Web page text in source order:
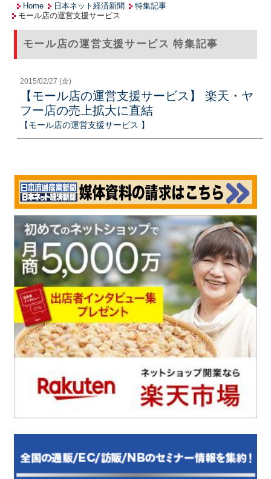
Home 日本ネット経済新聞
特集記事
モール店の運営支援サービス
モール店の運営支援サービス 特集記事
2015/02/27 (金)
【モール店の運営支援サービス】 楽天・ヤ
フー店の売上拡大に直結
【モール店の運営支援サービス 】